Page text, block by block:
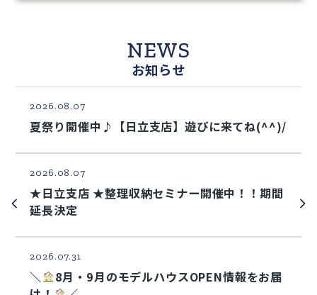
NEWS
お知らせ
2026.08.07
夏祭り開催中♪【日立支店】遊びに来てね(^^)/
2026.08.07
★日立支店 ★整理収納セミナー開催中！！期間
延長決定
2026.07.31
＼
8月・9月のモデルハウスOPEN情報をお届